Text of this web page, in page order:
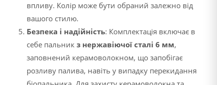
впливу. Колір може бути обраний залежно від
вашого стилю.
Безпека і надійність: Комплектація включає в
себе пальник з нержавіючої сталі 6 мм,
заповнений керамоволокном, що запобігає
розливу палива, навіть у випадку перекидання